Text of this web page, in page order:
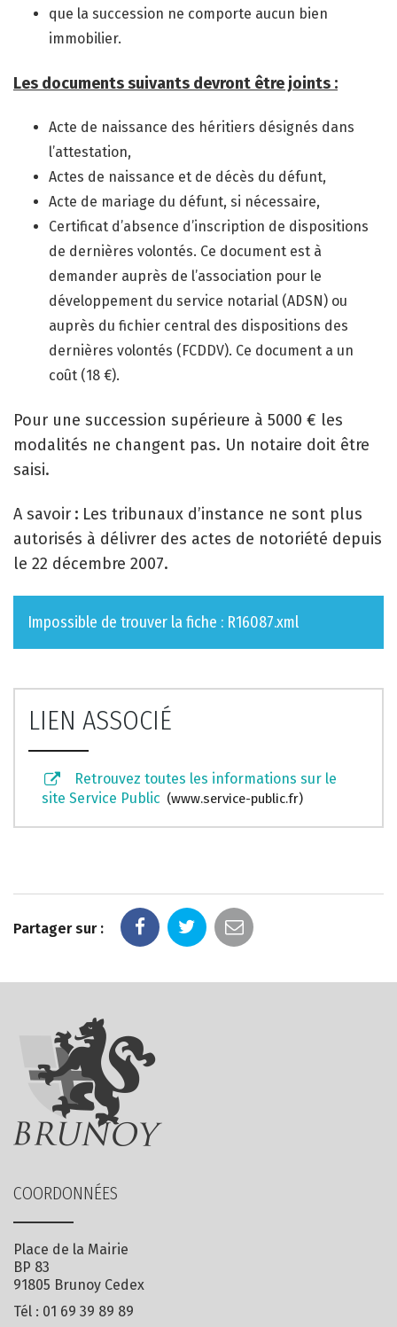
que la succession ne comporte aucun bien
immobilier.
Les documents suivants devront être joints :
Acte de naissance des héritiers désignés dans
l’attestation,
Actes de naissance et de décès du défunt,
Acte de mariage du défunt, si nécessaire,
Certificat d’absence d’inscription de dispositions
de dernières volontés. Ce document est à
demander auprès de l’association pour le
développement du service notarial (ADSN) ou
auprès du fichier central des dispositions des
dernières volontés (FCDDV). Ce document a un
coût (18 €).
Pour une succession supérieure à 5000 € les
modalités ne changent pas. Un notaire doit être
saisi.
A savoir : Les tribunaux d’instance ne sont plus
autorisés à délivrer des actes de notoriété depuis
le 22 décembre 2007.
Impossible de trouver la fiche : R16087.xml
LIEN ASSOCIÉ
Retrouvez toutes les informations sur le
site Service Public
www.service-public.fr
Partager sur :
COORDONNÉES
Place de la Mairie
BP 83
91805 Brunoy Cedex
Tél : 01 69 39 89 89